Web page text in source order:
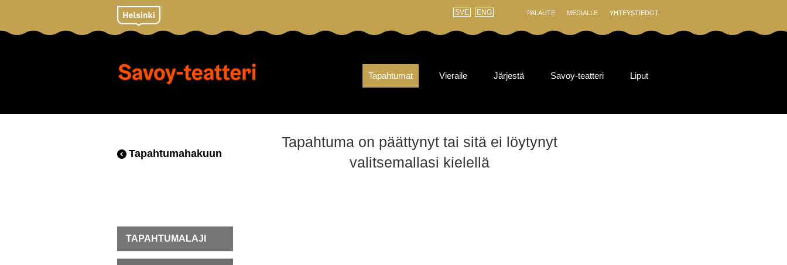
YHTEYSTIEDOT
MEDIALLE
PALAUTE
SVE ENG
Tapahtumat Vieraile Järjestä Savoy-teatteri Liput
Tapahtumahakuun
TAPAHTUMALAJI
Tapahtuma on päättynyt tai sitä ei löytynyt
valitsemallasi kielellä